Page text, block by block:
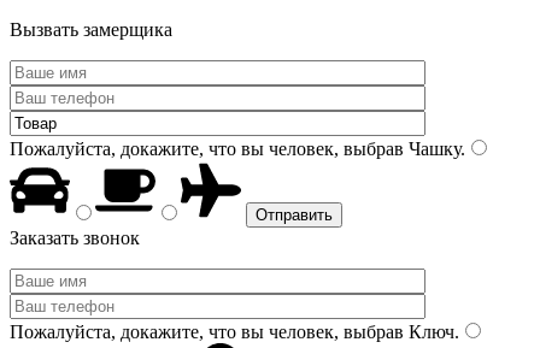
Вызвать замерщика
Пожалуйста, докажите, что вы человек, выбрав Чашку.
Заказать звонок
Пожалуйста, докажите, что вы человек, выбрав Ключ.